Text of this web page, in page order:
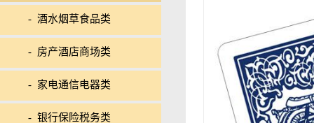
- 酒水烟草食品类
- 房产酒店商场类
- 家电通信电器类
- 银行保险税务类